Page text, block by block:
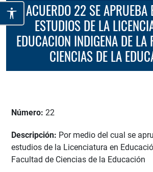
ACUERDO 22 SE APRUEBA EL PLAN DE
ESTUDIOS DE LA
EDUCACION INDIGENA DE LA
CIENCIAS DE LA
Número: 22
Descripción: Por medio del cual se
estudios de la Licenciatura en
Facultad de Ciencias de la Educación